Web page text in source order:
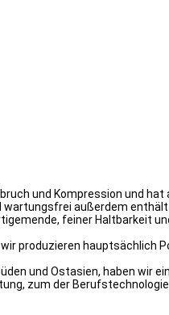
und Kompression und
wartungsfrei außerdem enthält
feiner Haltbarkeit
produzieren hauptsächlich
und Ostasien, haben wir
zum der